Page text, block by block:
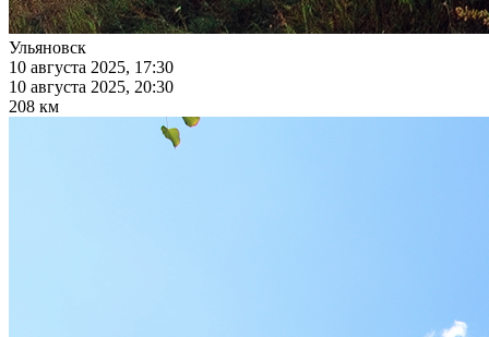
Ульяновск
10 августа 2025, 17:30
10 августа 2025, 20:30
208 км